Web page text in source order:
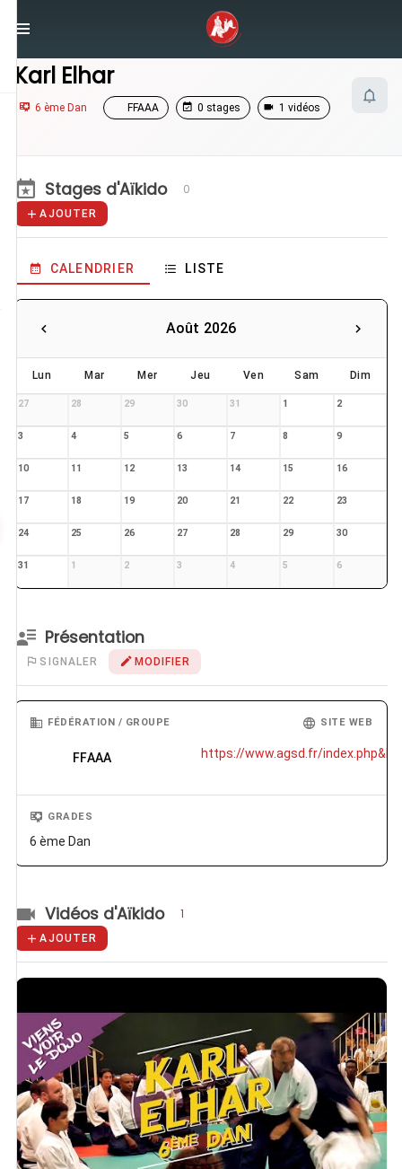
Karl Elhar
6 ème Dan FFAAA 0 stages 1 vidéos
Stages d'Aïkido 0
AJOUTER
CALENDRIER LISTE
Août 2026
Lun Mar Mer Jeu Ven Sam Dim
27 28 29 30 31 1 2
3 4 5 6 7 8 9
10 11 12 13 14 15 16
17 18 19 20 21 22 23
24 25 26 27 28 29 30
31 1 2 3 4 5 6
Présentation
SIGNALER MODIFIER
FÉDÉRATION / GROUPE
FFAAA
SITE WEB
https://www.agsd.fr/
GRADES
6 ème Dan
Vidéos d'Aïkido 1
AJOUTER